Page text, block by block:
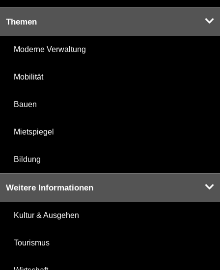
Themen
Moderne Verwaltung
Mobilität
Bauen
Mietspiegel
Bildung
Weitere Informationen
Kultur & Ausgehen
Tourismus